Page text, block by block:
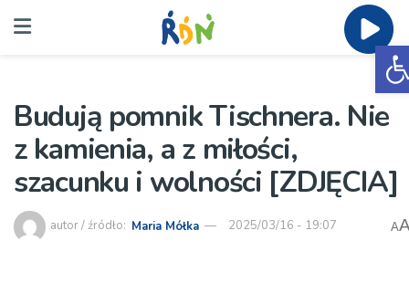
Budują pomnik Tischnera. Nie
z kamienia, a z miłości,
szacunku i wolności [ZDJĘCIA]
autor / źródło: Maria Mółka 2025/03/16 - 19:07 A